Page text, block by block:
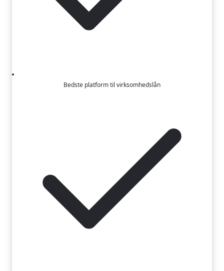
Bedste platform til virksomhedslån